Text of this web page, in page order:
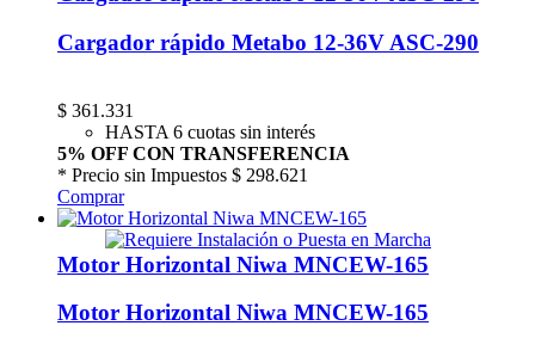
Cargador rápido Metabo 12-36V ASC-290
$ 361.331
HASTA 6 cuotas sin interés
5% OFF CON TRANSFERENCIA
* Precio sin Impuestos $ 298.621
Comprar
Motor Horizontal Niwa MNCEW-165
Motor Horizontal Niwa MNCEW-165